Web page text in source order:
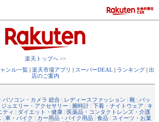
楽天トップへ >>
ンル一覧 | 楽天市場アプリ | スーパーDEAL | ランキング | 出
店のご案内
パソコン・カメラ 総合 | レディースファッション | 靴 | バッ
ジュエリー・アクセサリー | 腕時計 | 下着・ナイトウェア | キ
ティ | ダイエット・健康 | 医薬品・コンタクトレンズ・介護
| 車・バイク | カー用品・バイク用品 | 食品 | スイーツ・お菓